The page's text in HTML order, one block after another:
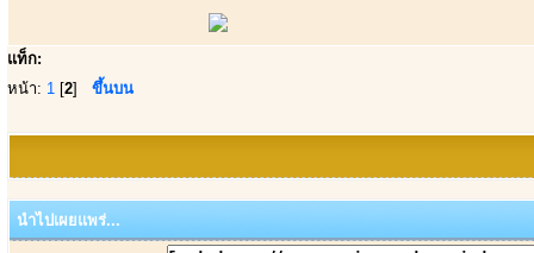
แท็ก:
หน้า: 1 [2] ขึ้นบน
นำไปเผยแพร่...